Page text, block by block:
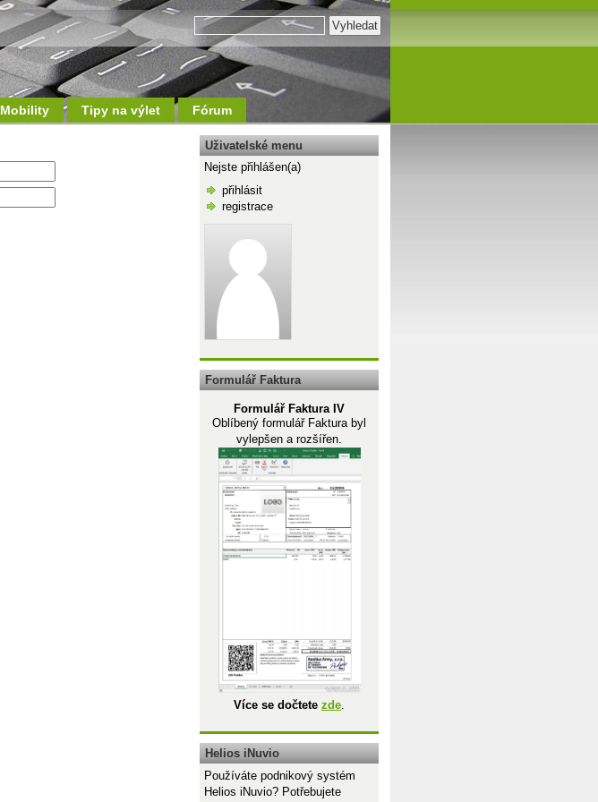
Mobility Tipy na výlet Fórum
Uživatelské menu
Nejste přihlášen(a)
přihlásit
registrace
Formulář Faktura
Formulář Faktura IV
Oblíbený formulář Faktura byl
vylepšen a rozšířen.
Více se dočtete zde.
Helios iNuvio
Používáte podnikový systém
Helios iNuvio? Potřebujete